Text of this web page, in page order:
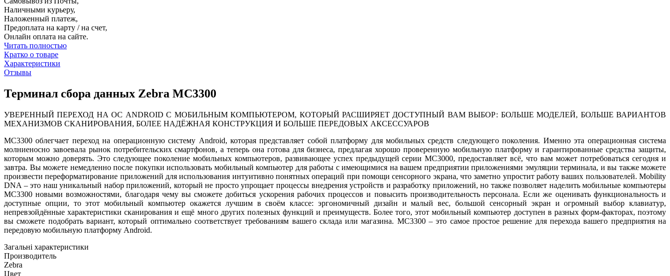
Наличными курьеру,
Наложенный платеж,
Предоплата на карту / на счет,
Онлайн оплата на сайте.
Читать полностью
Кратко о товаре
Характеристики
Отзывы
Терминал сбора данных Zebra MC3300
УВЕРЕННЫЙ ПЕРЕХОД НА ОС ANDROID С МОБИЛЬНЫМ КОМПЬЮТЕРОМ, КОТОРЫЙ РАСШИРЯЕТ ДОСТУПНЫЙ ВАМ ВЫБОР: БОЛЬШЕ МОДЕЛЕЙ, БОЛЬШЕ ВАРИАНТОВ
МЕХАНИЗМОВ СКАНИРОВАНИЯ, БОЛЕЕ НАДЁЖНАЯ КОНСТРУКЦИЯ И БОЛЬШЕ ПЕРЕДОВЫХ АКСЕССУАРОВ
MC3300 облегчает переход на операционную систему Android, которая представляет собой платформу для мобильных средств следующего поколения. Именно эта операционная система
молниеносно завоевала рынок потребительских смартфонов, а теперь она готова для бизнеса, предлагая хорошо проверенную мобильную платформу и гарантированные средства защиты,
которым можно доверять. Это следующее поколение мобильных компьютеров, развивающее успех предыдущей серии MC3000, предоставляет всё, что вам может потребоваться сегодня и
завтра. Вы можете немедленно после покупки использовать мобильный компьютер для работы с имеющимися на вашем предприятии приложениями эмуляции терминала, и вы также можете
произвести переформатирование приложений для использования интуитивно понятных операций при помощи сенсорного экрана, что заметно упростит работу ваших пользователей. Mobility
DNA – это наш уникальный набор приложений, который не просто упрощает процессы внедрения устройств и разработку приложений, но также позволяет наделить мобильные компьютеры
MC3300 новыми возможностями, благодаря чему вы сможете добиться ускорения рабочих процессов и повысить производительность персонала. Если же оценивать функциональность и
доступные опции, то этот мобильный компьютер окажется лучшим в своём классе: эргономичный дизайн и малый вес, большой сенсорный экран и огромный выбор клавиатур,
непревзойдённые характеристики сканирования и ещё много других полезных функций и преимуществ. Более того, этот мобильный компьютер доступен в разных форм-факторах, поэтому
вы сможете подобрать вариант, который оптимально соответствует требованиям вашего склада или магазина. MC3300 – это самое простое решение для перехода вашего предприятия на
передовую мобильную платформу Android.
Загальні характеристики
Производитель
Zebra
Цвет